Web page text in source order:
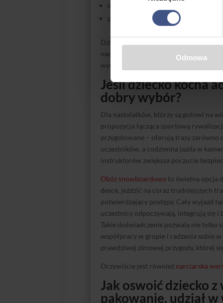
Odmowa
dobrze przygotowane stoki dla
profesjonalna opieka kadry, która zna
Dzięki temu dziecko może stopniowo
narciarstwa lub snowboardu i poczuć
wymagający wyjazd, np. do Włoch.
Jeśli dziecko kocha
dobry wybór?
Dla nastolatków, którzy są gotowi na
propozycja łącząca sportową
przygotowane – oferują trasy zarówno
uczestników, a codzienna jazda w
instruktorów zwiększa poczucie
Obóz snowboardowy to świetna opcja
desce, jeździć na coraz trudniejszych
potwierdzający postępy. Cały wyjazd
uczestnicy odpoczywają, integrują się
Takie doświadczenie pozwala nie tylko
współpracy w grupie i radzenia sobie
prawdziwej zimowej przygody, której
Oczywiście jest również narciarska
Jak oswoić dziecko
pakowanie, udział